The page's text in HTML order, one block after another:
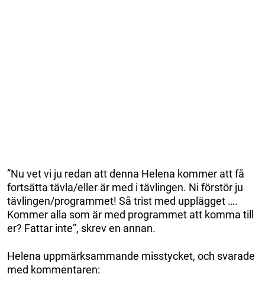
”Nu vet vi ju redan att denna Helena kommer att få
fortsätta tävla/eller är med i tävlingen. Ni förstör ju
tävlingen/programmet! Så trist med upplägget ….
Kommer alla som är med programmet att komma till
er? Fattar inte”, skrev en annan.
Helena uppmärksammande misstycket, och svarade
med kommentaren: